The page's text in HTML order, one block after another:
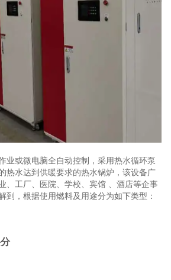
或微电脑全自动控制，采用热水循环泵
热水达到供暖要求的热水锅炉，该设备广
、工厂、医院、学校、宾馆 、酒店等企事
到，根据使用燃料及用途分为如下类型：